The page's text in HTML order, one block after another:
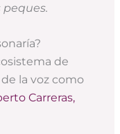
de
la voz como
Carreras,